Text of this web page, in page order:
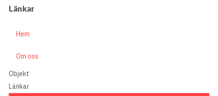
Länkar
Hem
Om oss
Objekt
Länkar